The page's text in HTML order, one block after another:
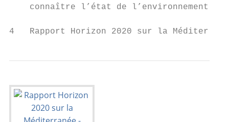
connaître l’état de l’environnement
4   Rapport Horizon 2020 sur la